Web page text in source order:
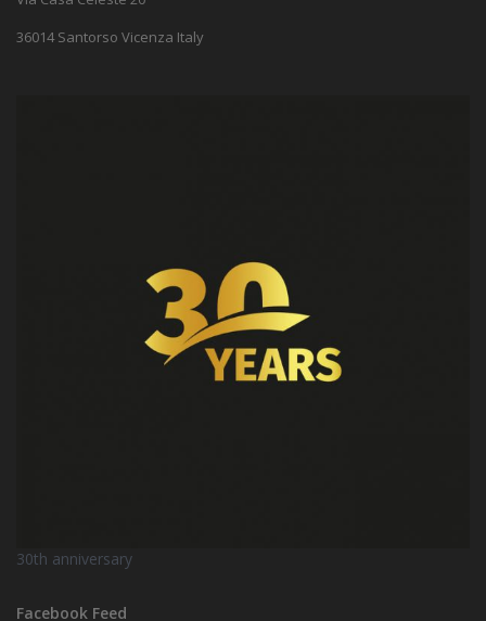
36014 Santorso Vicenza Italy
30th anniversary
Facebook Feed